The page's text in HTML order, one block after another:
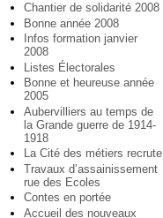
Chantier de solidarité 2008
Bonne année 2008
Infos formation janvier
2008
Listes Électorales
Bonne et heureuse année
2005
Aubervilliers au temps de
la Grande guerre de 1914-
1918
La Cité des métiers recrute
Travaux d’assainissement
rue des Ecoles
Contes en portée
Accueil des nouveaux